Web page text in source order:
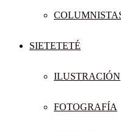
SIETETETÉ
ILUSTRACIÓN
FOTOGRAFÍA